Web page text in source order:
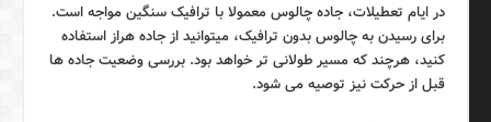
در ایام تعطیلات، جاده چالوس معمولا با ترافیک سنگین مواجه است.
برای رسیدن به چالوس بدون ترافیک، میتوانید از جاده هراز استفاده
کنید، هرچند که مسیر طولانی تر خواهد بود. بررسی وضعیت جاده ها
قبل از حرکت نیز توصیه می شود.